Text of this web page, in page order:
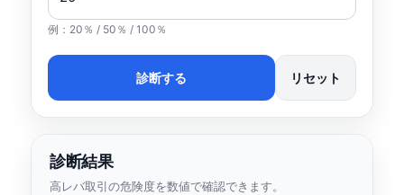
例：20％ / 50％ / 100％
診断する リセット
診断結果
高レバ取引の危険度を数値で確認できます。